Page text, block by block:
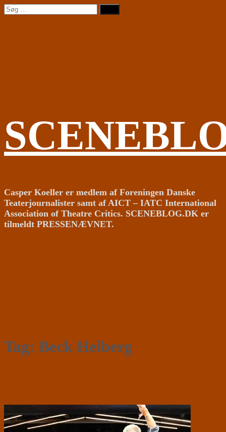
Videre
til
Søg
efter:
Casper Koeller er medlem af Foreningen Danske
Teaterjournalister samt af AICT – IATC International
Association of Theatre Critics. SCENEBLOG.DK er
tilmeldt PRESSENÆVNET.
Tag: Beck Heiberg